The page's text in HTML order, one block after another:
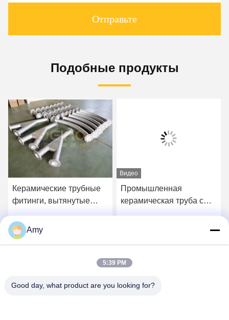
Отправьте
Подобные продукты
Керамические трубные
фитинги, вытянутые
ударам Толщина 10 мм
Получите самую
Видео
Промышленная
керамическая труба с
Amy
5:39 PM
Good day, what product are you looking for?